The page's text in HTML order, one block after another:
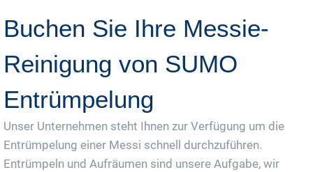
Buchen Sie Ihre Messie-
Reinigung von SUMO
Entrümpelung
Unser Unternehmen steht Ihnen zur Verfügung um die
Entrümpelung einer Messi schnell durchzuführen.
Entrümpeln und Aufräumen sind unsere Aufgabe, wir